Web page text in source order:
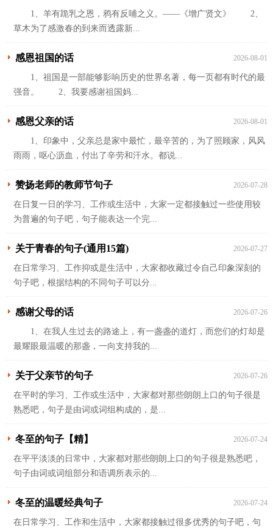
1、羊有跪乳之恩，鸦有反哺之义。——《增广贤文》 2、
草木为了感激春的到来而透露新...
感恩祖国的话 2026-08-01
1、祖国是一部能够影响历史的世界名著，每一页都有时代的最
强音。 2、我要感谢祖国妈...
感恩父亲的话 2026-08-01
1、印象中，父亲总是家中最忙，最辛苦的，为了照顾家，风风
雨雨，呕心沥血，付出了辛劳和汗水。都说...
赞扬老师的教师节句子 2026-07-28
在日复一日的学习、工作或生活中，大家一定都接触过一些使用较
为普遍的句子吧，句子能表达一个完...
关于青春的句子(通用15篇) 2026-07-27
在日常学习、工作抑或是生活中，大家都收藏过令自己印象深刻的
句子吧，根据结构的不同句子可以分...
感谢父母的话 2026-07-26
1、在我人生过去的路途上，有一盏盏的道灯，而您们的灯却是
最耀眼最温暖的那盏，一向支持我的...
关于父亲节的句子 2026-07-26
在平时的学习、工作或生活中，大家都对那些朗朗上口的句子很是
熟悉吧，句子是由词或词组构成的，是...
冬至的句子【精】 2026-07-24
在平平淡淡的日常中，大家都对那些朗朗上口的句子很是熟悉吧，
句子由词或词组部分和语调所表示的...
冬至的温暖经典句子 2026-07-24
在日常学习、工作和生活中，大家都接触过很多优秀的句子吧，句